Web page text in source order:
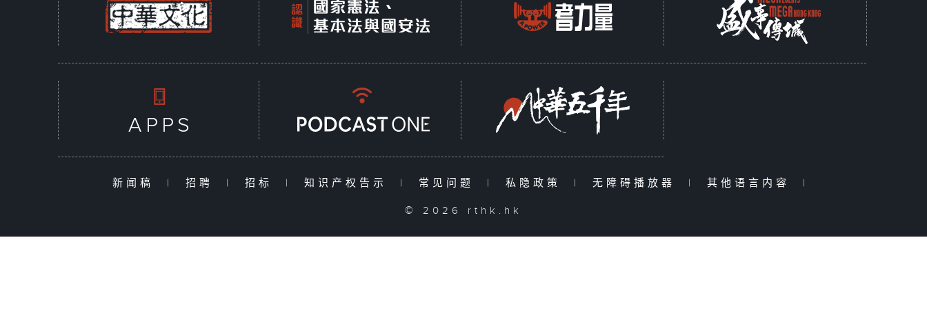
新闻稿 | 招聘 | 招标 | 知识产权告示 | 常见问题 | 私隐政策 | 无障碍播放器 | 其他语言内容 |
© 2026 rthk.hk